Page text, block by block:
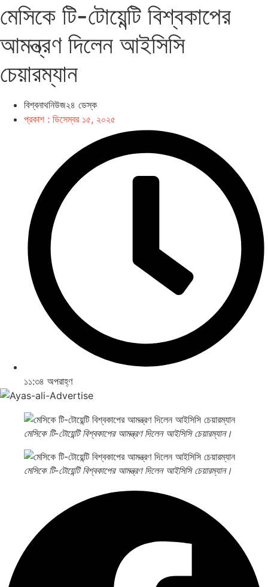
মেসিকে টি-টোয়েন্টি বিশ্বকাপের
আমন্ত্রণ দিলেন আইসিসি
চেয়ারম্যান
বিশ্বনাথনিউজ২৪ ডেস্ক
প্রকাশ : ডিসেম্বর ১৫, ২০২৫
১১:৩৪ অপরাহ্ণ
মেসিকে টি-টোয়েন্টি বিশ্বকাপের আমন্ত্রণ দিলেন আইসিসি চেয়ারম্যান।
মেসিকে টি-টোয়েন্টি বিশ্বকাপের আমন্ত্রণ দিলেন আইসিসি চেয়ারম্যান।